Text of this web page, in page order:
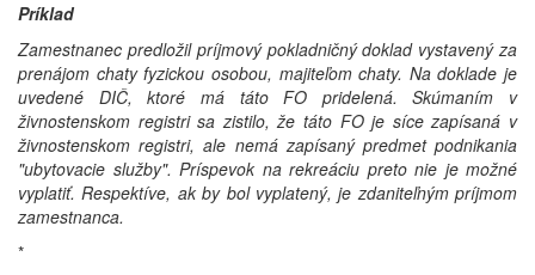
Príklad
Zamestnanec predložil príjmový pokladničný doklad vystavený za
prenájom chaty fyzickou osobou, majiteľom chaty. Na doklade je
uvedené DIČ, ktoré má táto FO pridelená. Skúmaním v
živnostenskom registri sa zistilo, že táto FO je síce zapísaná v
živnostenskom registri, ale nemá zapísaný predmet podnikania
"ubytovacie služby". Príspevok na rekreáciu preto nie je možné
vyplatiť. Respektíve, ak by bol vyplatený, je zdaniteľným príjmom
zamestnanca.
*